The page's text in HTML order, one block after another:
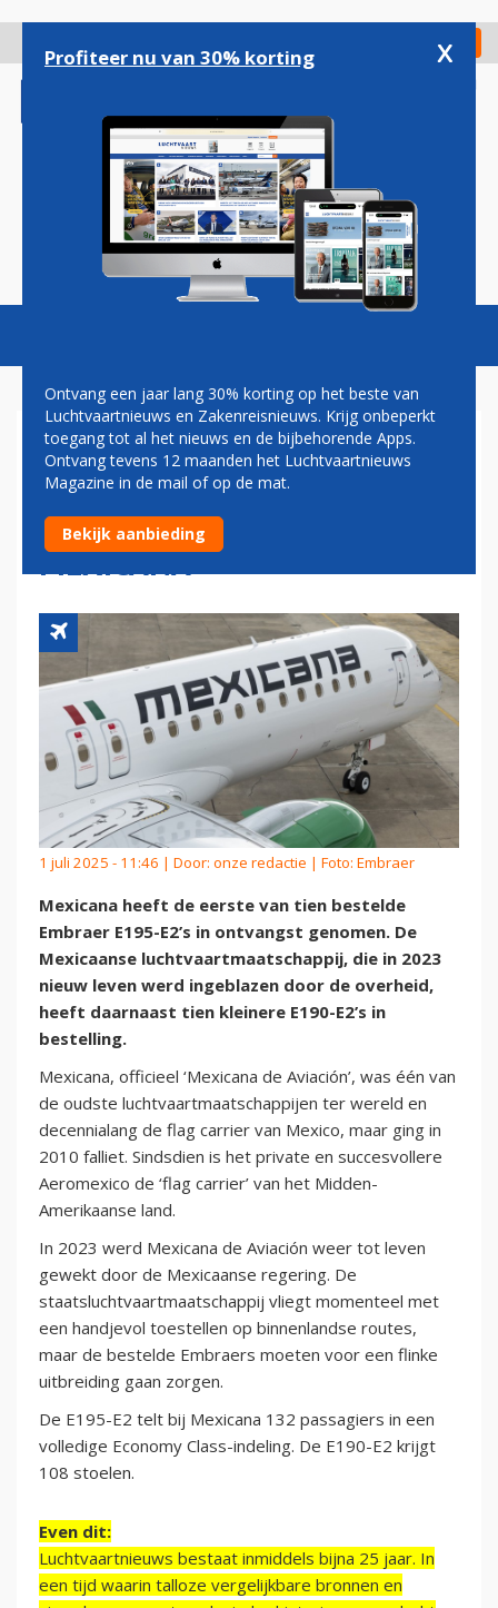
gaan
Check in
Magazine Podcasts Vacatures
EMBRAER LEVERT EERSTE
E195-E2 AAN
STAATSMAATSCHAPPIJ
MEXICANA
1 juli 2025 - 11:46 | Door: onze redactie | Foto: Embraer
Mexicana heeft de eerste van tien bestelde
Embraer E195-E2’s in ontvangst genomen. De
Mexicaanse luchtvaartmaatschappij, die in 2023
nieuw leven werd ingeblazen door de overheid,
heeft daarnaast tien kleinere E190-E2’s in
bestelling.
Mexicana, officieel ‘Mexicana de Aviación’, was één van
de oudste luchtvaartmaatschappijen ter wereld en
decennialang de flag carrier van Mexico, maar ging in
2010 falliet. Sindsdien is het private en succesvollere
Aeromexico de ‘flag carrier’ van het Midden-
Amerikaanse land.
In 2023 werd Mexicana de Aviación weer tot leven
gewekt door de Mexicaanse regering. De
staatsluchtvaartmaatschappij vliegt momenteel met
een handjevol toestellen op binnenlandse routes,
maar de bestelde Embraers moeten voor een flinke
uitbreiding gaan zorgen.
De E195-E2 telt bij Mexicana 132 passagiers in een
volledige Economy Class-indeling. De E190-E2 krijgt
108 stoelen.
Even dit:
Luchtvaartnieuws bestaat inmiddels bijna 25 jaar. In
een tijd waarin talloze vergelijkbare bronnen en
Profiteer nu van 30% korting x
Ontvang een jaar lang 30% korting op het beste van
Luchtvaartnieuws en Zakenreisnieuws. Krijg onbeperkt
toegang tot al het nieuws en de bijbehorende Apps.
Ontvang tevens 12 maanden het Luchtvaartnieuws
Magazine in de mail of op de mat.
Bekijk aanbieding